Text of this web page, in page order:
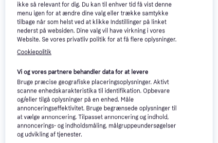
Anmeldelser
ikke så relevant for dig. Du kan til enhver tid få vist denne
menu igen for at ændre dine valg eller trække samtykke
tilbage når som helst ved at klikke Indstillinger på linket
nederst på websiden. Dine valg vil have virkning i vores
Website. Se vores privatliv politik for at få flere oplysninger.
Cookiepolitik
Vi og vores partnere behandler data for at levere
Bruge præcise geografiske placeringsoplysninger. Aktivt
scanne enhedskarakteristika til identifikation. Opbevare
og/eller tilgå oplysninger på en enhed. Måle
annonceringseffektivitet. Bruge begrænsede oplysninger til
at vælge annoncering. Tilpasset annoncering og indhold,
annoncerings- og indholdsmåling, målgruppeundersøgelser
og udvikling af tjenester.